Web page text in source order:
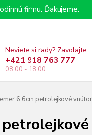
firmu. Ďakujeme.
Neviete si rady? Zavolajte.
+421 918 763 777
08.00 - 18.00
6,6cm petrolejkové